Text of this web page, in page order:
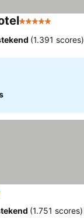
5 Sterren
(1.391 scores)
(1.751 scores)